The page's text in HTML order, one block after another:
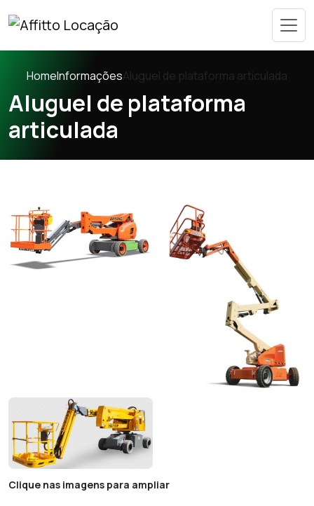
HomeInformaçõesAluguel de plataforma articulada
Aluguel de plataforma
articulada
Clique nas imagens para ampliar